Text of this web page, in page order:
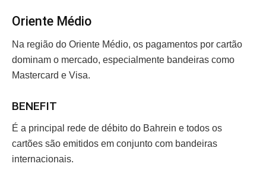
Oriente Médio
Na região do Oriente Médio, os pagamentos por cartão
dominam o mercado, especialmente bandeiras como
Mastercard e Visa.
BENEFIT
É a principal rede de débito do Bahrein e todos os
cartões são emitidos em conjunto com bandeiras
internacionais.